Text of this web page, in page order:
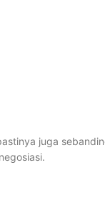
juga